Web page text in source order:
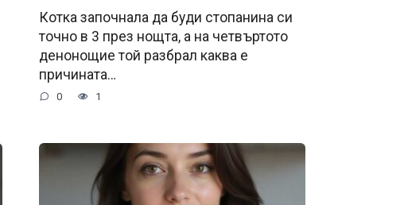
Котка започнала да буди стопанина си
точно в 3 през нощта, а на четвъртото
денонощие той разбрал каква е
причината…
0 1